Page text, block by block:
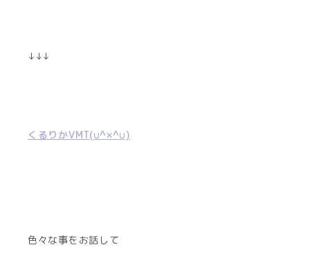
↓↓↓
くるりかVMT(∪^×^∪)
色々な事をお話して